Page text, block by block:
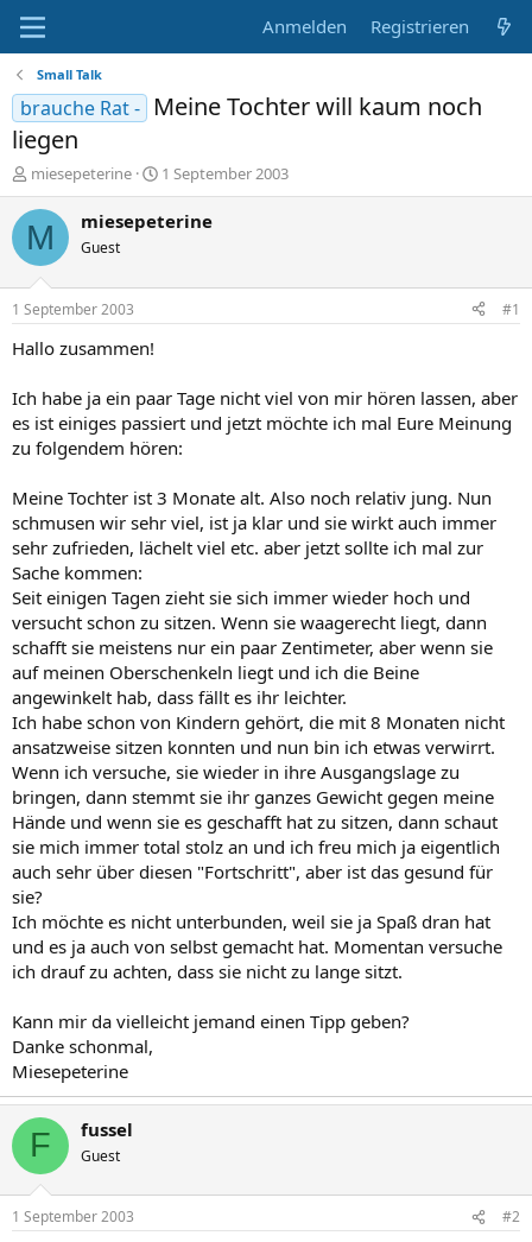
Anmelden Registrieren
Small Talk
brauche Rat -
Meine Tochter will kaum noch
liegen
E
r
s
t
l
e
r
miesepeterine
E
r
s
t
1 September 2003
M miesepeterine
Guest
1 September 2003 #1
Hallo zusammen!
Ich habe ja ein paar Tage nicht viel von mir hören lassen, aber
es ist einiges passiert und jetzt möchte ich mal Eure Meinung
zu folgendem hören:
Meine Tochter ist 3 Monate alt. Also noch relativ jung. Nun
schmusen wir sehr viel, ist ja klar und sie wirkt auch immer
sehr zufrieden, lächelt viel etc. aber jetzt sollte ich mal zur
Sache kommen:
Seit einigen Tagen zieht sie sich immer wieder hoch und
versucht schon zu sitzen. Wenn sie waagerecht liegt, dann
schafft sie meistens nur ein paar Zentimeter, aber wenn sie
auf meinen Oberschenkeln liegt und ich die Beine
angewinkelt hab, dass fällt es ihr leichter.
Ich habe schon von Kindern gehört, die mit 8 Monaten nicht
ansatzweise sitzen konnten und nun bin ich etwas verwirrt.
Wenn ich versuche, sie wieder in ihre Ausgangslage zu
bringen, dann stemmt sie ihr ganzes Gewicht gegen meine
Hände und wenn sie es geschafft hat zu sitzen, dann schaut
sie mich immer total stolz an und ich freu mich ja eigentlich
auch sehr über diesen "Fortschritt", aber ist das gesund für
sie?
Ich möchte es nicht unterbunden, weil sie ja Spaß dran hat
und es ja auch von selbst gemacht hat. Momentan versuche
ich drauf zu achten, dass sie nicht zu lange sitzt.
Kann mir da vielleicht jemand einen Tipp geben?
Danke schonmal,
Miesepeterine
F fussel
Guest
1 September 2003 #2